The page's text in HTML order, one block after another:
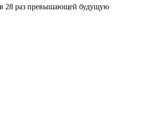
в 28 раз превышающей будущую